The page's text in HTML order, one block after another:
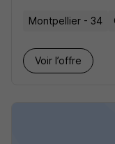
Montpellier - 34
Voir l’offre